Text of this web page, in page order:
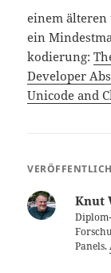
einem
ein
kodierung:
Developer
Unicode and
Knut
Panels.